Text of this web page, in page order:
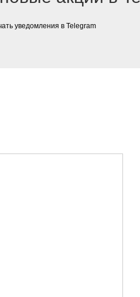
уведомления в Telegram